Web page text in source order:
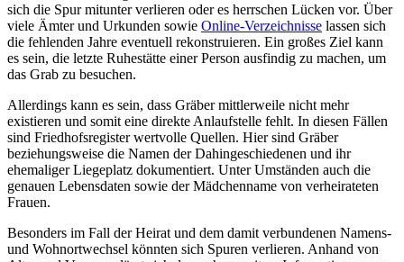
sich die Spur mitunter verlieren oder es herrschen Lücken vor. Über
viele Ämter und Urkunden sowie Online-Verzeichnisse lassen sich
die fehlenden Jahre eventuell rekonstruieren. Ein großes Ziel kann
es sein, die letzte Ruhestätte einer Person ausfindig zu machen, um
das Grab zu besuchen.
Allerdings kann es sein, dass Gräber mittlerweile nicht mehr
existieren und somit eine direkte Anlaufstelle fehlt. In diesen Fällen
sind Friedhofsregister wertvolle Quellen. Hier sind Gräber
beziehungsweise die Namen der Dahingeschiedenen und ihr
ehemaliger Liegeplatz dokumentiert. Unter Umständen auch die
genauen Lebensdaten sowie der Mädchenname von verheirateten
Frauen.
Besonders im Fall der Heirat und dem damit verbundenen Namens-
und Wohnortwechsel könnten sich Spuren verlieren. Anhand von